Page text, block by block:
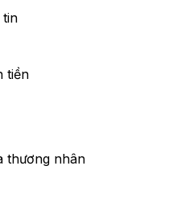
tin
tiền
thương nhân